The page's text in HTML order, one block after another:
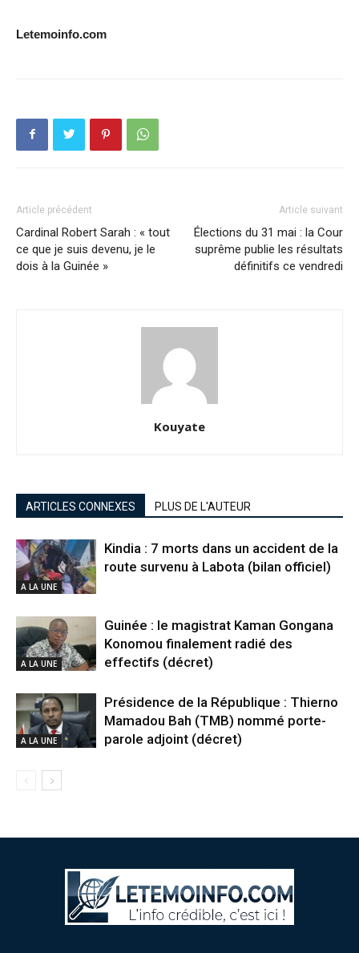
Letemoinfo.com
Article précédent
Cardinal Robert Sarah : « tout
ce que je suis devenu, je le
dois à la Guinée »
Article suivant
Élections du 31 mai : la Cour
suprême publie les résultats
définitifs ce vendredi
Kouyate
ARTICLES CONNEXES PLUS DE L'AUTEUR
A LA UNE
Kindia : 7 morts dans un accident de la
route survenu à Labota (bilan officiel)
A LA UNE
Guinée : le magistrat Kaman Gongana
Konomou finalement radié des
effectifs (décret)
A LA UNE
Présidence de la République : Thierno
Mamadou Bah (TMB) nommé porte-
parole adjoint (décret)